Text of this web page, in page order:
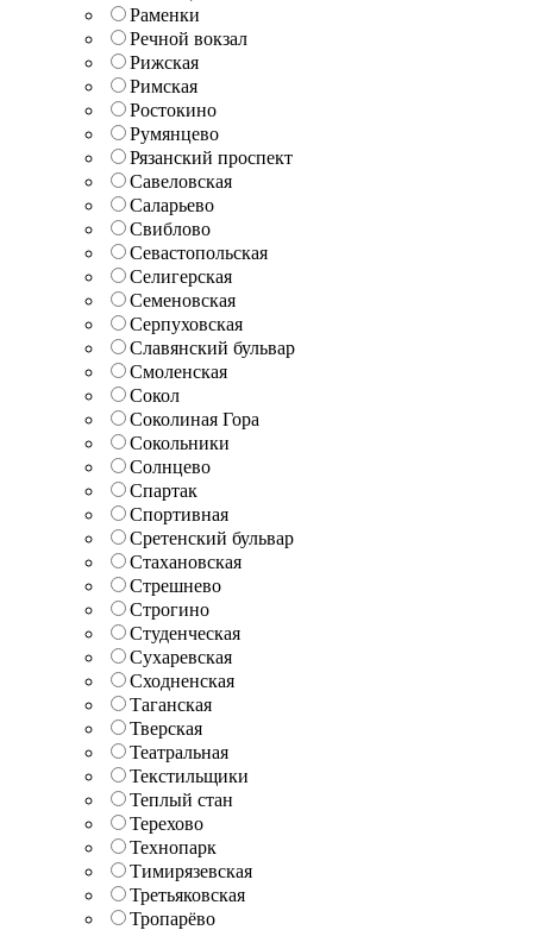
Раменки
Речной вокзал
Рижская
Римская
Ростокино
Румянцево
Рязанский проспект
Савеловская
Саларьево
Свиблово
Севастопольская
Селигерская
Семеновская
Серпуховская
Славянский бульвар
Смоленская
Сокол
Соколиная Гора
Сокольники
Солнцево
Спартак
Спортивная
Сретенский бульвар
Стахановская
Стрешнево
Строгино
Студенческая
Сухаревская
Сходненская
Таганская
Тверская
Театральная
Текстильщики
Теплый стан
Терехово
Технопарк
Тимирязевская
Третьяковская
Тропарёво